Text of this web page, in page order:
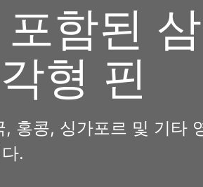
함된
형 핀
홍콩, 싱가포르 및 기타
.